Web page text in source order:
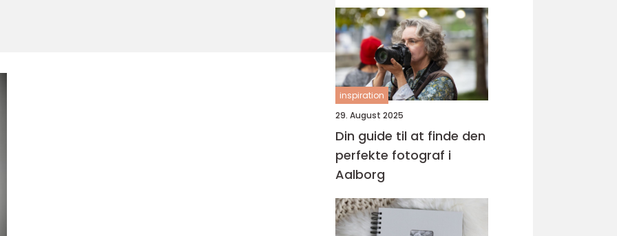
inspiration
29. August 2025
Din guide til at finde den
perfekte fotograf i
Aalborg